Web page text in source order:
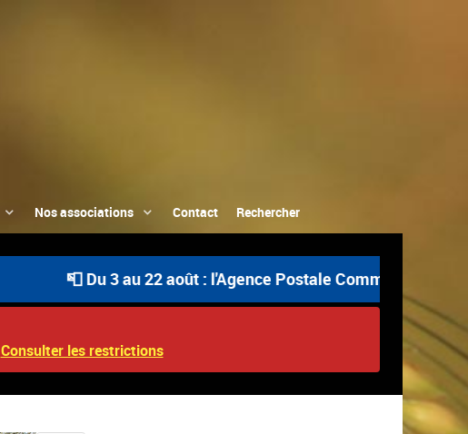
Nos associations Contact Rechercher
📮 Du 3 au 22 août : l'Agence Postale Communale est
Consulter les restrictions